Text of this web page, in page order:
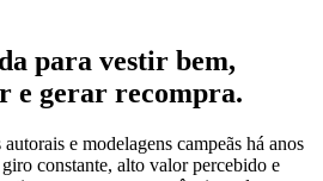
para vestir bem,
e gerar recompra.
e modelagens campeãs há anos
constante, alto valor percebido e